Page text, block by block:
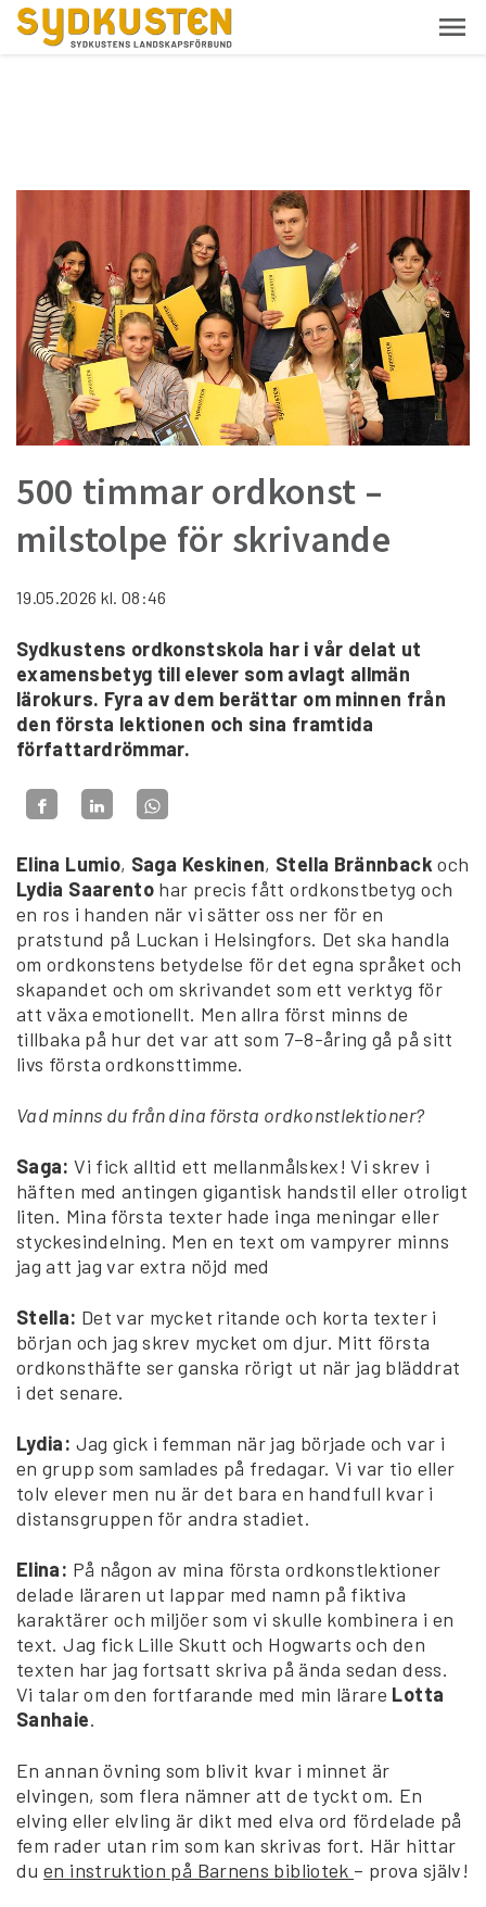
500 timmar ordkonst –
milstolpe för skrivande
19.05.2026 kl. 08:46
Sydkustens ordkonstskola har i vår delat ut
examensbetyg till elever som avlagt allmän
lärokurs. Fyra av dem berättar om minnen från
den första lektionen och sina framtida
författardrömmar.
Elina Lumio, Saga Keskinen, Stella Brännbackoch
Lydia Saarento har precis fått ordkonstbetyg och
en ros i handen när vi sätter oss ner för en
pratstund på Luckan i Helsingfors. Det ska handla
om ordkonstens betydelse för det egna språket och
skapandet och om skrivandet som ett verktyg för
att växa emotionellt. Men allra först minns de
tillbaka på hur det var att som 7–8-åring gå på sitt
livs första ordkonsttimme.
Vad minns du från dina första ordkonstlektioner?
Saga:Vi fick alltid ett mellanmålskex! Vi skrev i
häften med antingen gigantisk handstil eller otroligt
liten. Mina första texter hade inga meningar eller
styckesindelning. Men en text om vampyrer minns
jag att jag var extra nöjd med
Stella: Det var mycket ritande och korta texter i
början och jag skrev mycket om djur. Mitt första
ordkonsthäfte ser ganska rörigt ut när jag bläddrat
i det senare.
Lydia: Jag gick i femman när jag började och var i
en grupp som samlades på fredagar. Vi var tio eller
tolv elever men nu är det bara en handfull kvar i
distansgruppen för andra stadiet.
Elina: På någon av mina första ordkonstlektioner
delade läraren ut lappar med namn på fiktiva
karaktärer och miljöer som vi skulle kombinera i en
text. Jag fick Lille Skutt och Hogwarts och den
texten har jag fortsatt skriva på ända sedan dess.
Vi talar om den fortfarande med min lärare Lotta
Sanhaie.
En annan övning som blivit kvar i minnet är
elvingen, som flera nämner att de tyckt om. En
elving eller elvling är dikt med elva ord fördelade på
fem rader utan rim som kan skrivas fort. Här hittar
duen instruktion på Barnens bibliotek – prova själv!